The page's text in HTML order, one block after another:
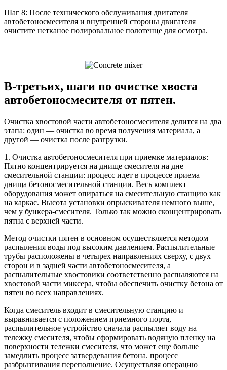
Шаг 8: После технического обслуживания двигателя
автобетоносмесителя и внутренней стороны двигателя
очистите нетканое полировальное полотенце для осмотра.
В-третьих, шаги по очистке хвоста
автобетоносмесителя от пятен.
Очистка хвостовой части автобетоносмесителя делится на два
этапа: один — очистка во время получения материала, а
другой — очистка после разгрузки.
1. Очистка автобетоносмесителя при приемке материалов:
Пятно концентрируется на днище смесителя на дне
смесительной станции: процесс идет в процессе приема
днища бетоносмесительной станции. Весь комплект
оборудования может опираться на смесительную станцию как
на каркас. Высота установки опрыскивателя немного выше,
чем у бункера-смесителя. Только так можно сконцентрировать
пятна с верхней части.
Метод очистки пятен в основном осуществляется методом
распыления воды под высоким давлением. Распылительные
трубы расположены в четырех направлениях сверху, с двух
сторон и в задней части автобетоносмесителя, а
распылительные хвостовики соответственно распыляются на
хвостовой части миксера, чтобы обеспечить очистку бетона от
пятен во всех направлениях.
Когда смеситель входит в смесительную станцию и
выравнивается с положением приемного порта,
распылительное устройство сначала распыляет воду на
тележку смесителя, чтобы сформировать водяную пленку на
поверхности тележки смесителя, что может еще больше
замедлить процесс затвердевания бетона. процесс
разбрызгивания переполнение. Осуществляя операцию